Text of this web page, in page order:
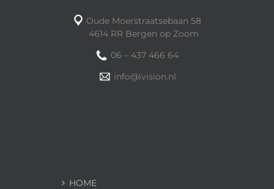
Oude Moerstraatsebaan 58
4614 RR Bergen op Zoom
06 – 437 466 64
info@ivision.nl
HOME